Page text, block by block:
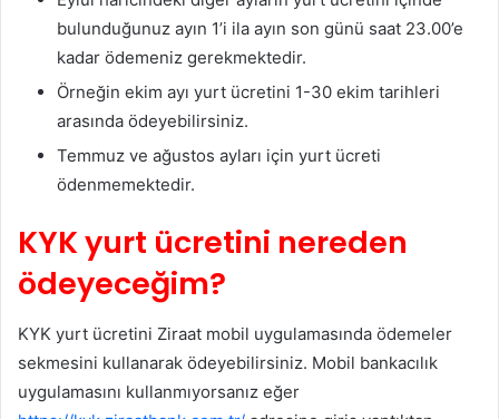
bulunduğunuz ayın 1’i ila ayın son günü saat 23.00’e
kadar ödemeniz gerekmektedir.
Örneğin ekim ayı yurt ücretini 1-30 ekim tarihleri
arasında ödeyebilirsiniz.
Temmuz ve ağustos ayları için yurt ücreti
ödenmemektedir.
KYK yurt ücretini nereden
ödeyeceğim?
KYK yurt ücretini Ziraat mobil uygulamasında ödemeler
sekmesini kullanarak ödeyebilirsiniz. Mobil bankacılık
uygulamasını kullanmıyorsanız eğer